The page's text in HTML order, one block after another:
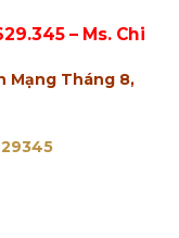
– Ms. Chi
Mạng Tháng 8,